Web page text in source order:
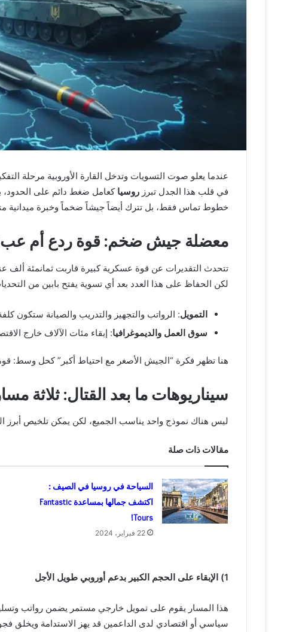
عندما يعلو صوت التسويات وتدخل القارة الأوروبية مرحلة
في قلب هذا الجدل تبرز روسيا كعامل ضغط دائم على الحدود،
خطوط تماس فقط، بل تترك أيضاً جيشاً ضخماً وخبرة ميدانية
معضلة جيش ضخم: قوة ردع أم
تتحدث التقديرات عن قوة عسكرية كبيرة قاربت ثمانمئة
لكن الحفاظ على هذا العدد بعد أي تسوية يفتح بابين من
التمويل: الرواتب والتجهيز والتدريب والصيانة ستكون
سوق العمل والديموغرافيا: إبقاء مئات الآلاف خارج
هنا تظهر فكرة “الجيش الأصغر مع احتياط أكبر” كحل وسط:
سيناريوهات ما بعد القتال: ثلاثة
ليس هناك نموذج واحد يناسب الجميع، لكن يمكن تلخيص أبرز
مقالات ذات صلة
السياحة في روسيا في الصيف :
اكتشف جمالها بمساعدة Fantastic
Tours!
22 فبراير، 2024
1) الإبقاء على الحجم الكبير بدعم أوروبي طويل الأجل
هذا المسار يقوم على تمويل خارجي مستمر يضمن رواتب
سياسي أو اقتصادي لدى الداعمين قد يهز الاستدامة ويخلق